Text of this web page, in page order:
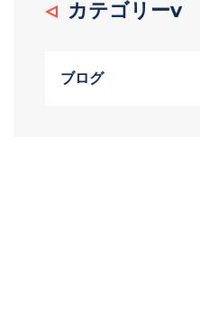
カテゴリーv
ブログ